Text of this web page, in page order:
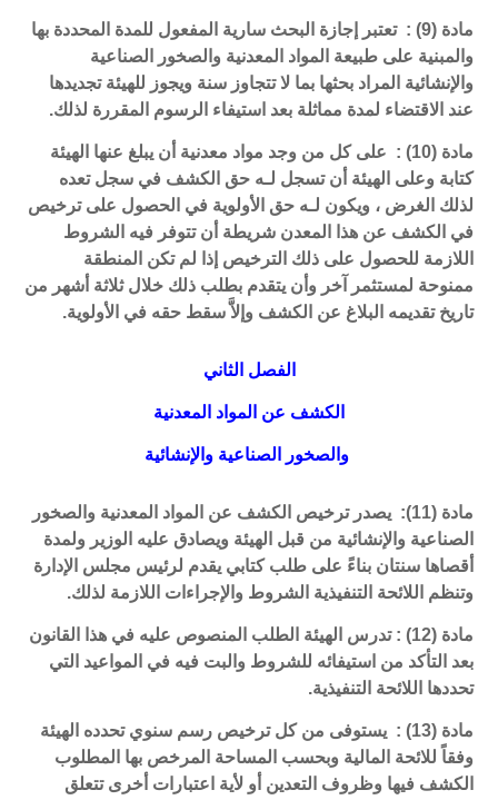
مادة (9) : تعتبر إجازة البحث سارية المفعول للمدة المحددة بها
والمبنية على طبيعة المواد المعدنية والصخور الصناعية
والإنشائية المراد بحثها بما لا تتجاوز سنة ويجوز للهيئة تجديدها
عند الاقتضاء لمدة مماثلة بعد استيفاء الرسوم المقررة لذلك.
مادة (10) : على كل من وجد مواد معدنية أن يبلغ عنها الهيئة
كتابة وعلى الهيئة أن تسجل لـه حق الكشف في سجل تعده
لذلك الغرض ، ويكون لـه حق الأولوية في الحصول على ترخيص
في الكشف عن هذا المعدن شريطة أن تتوفر فيه الشروط
اللازمة للحصول على ذلك الترخيص إذا لم تكن المنطقة
ممنوحة لمستثمر آخر وأن يتقدم بطلب ذلك خلال ثلاثة أشهر من
تاريخ تقديمه البلاغ عن الكشف وإلاَّ سقط حقه في الأولوية.
الفصل الثاني
الكشف عن المواد المعدنية
والصخور الصناعية والإنشائية
مادة (11): يصدر ترخيص الكشف عن المواد المعدنية والصخور
الصناعية والإنشائية من قبل الهيئة ويصادق عليه الوزير ولمدة
أقصاها سنتان بناءً على طلب كتابي يقدم لرئيس مجلس الإدارة
وتنظم اللائحة التنفيذية الشروط والإجراءات اللازمة لذلك.
مادة (12) : تدرس الهيئة الطلب المنصوص عليه في هذا القانون
بعد التأكد من استيفائه للشروط والبت فيه في المواعيد التي
تحددها اللائحة التنفيذية.
مادة (13) : يستوفى من كل ترخيص رسم سنوي تحدده الهيئة
وفقاً للائحة المالية وبحسب المساحة المرخص بها المطلوب
الكشف فيها وظروف التعدين أو لأية اعتبارات أخرى تتعلق